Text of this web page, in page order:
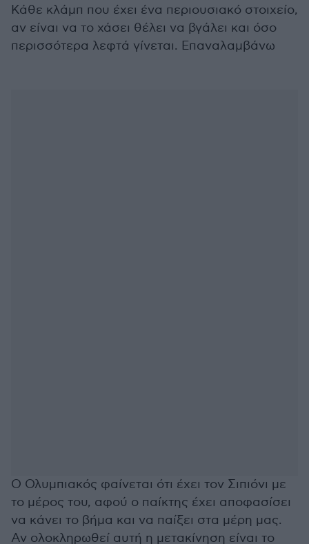
Κάθε κλάμπ που έχει ένα περιουσιακό στοιχείο,
αν είναι να το χάσει θέλει να βγάλει και όσο
περισσότερα λεφτά γίνεται. Επαναλαμβάνω
Ο Ολυμπιακός φαίνεται ότι έχει τον Σιπιόνι με
το μέρος του, αφού ο παίκτης έχει αποφασίσει
να κάνει το βήμα και να παίξει στα μέρη μας.
Αν ολοκληρωθεί αυτή η μετακίνηση είναι το